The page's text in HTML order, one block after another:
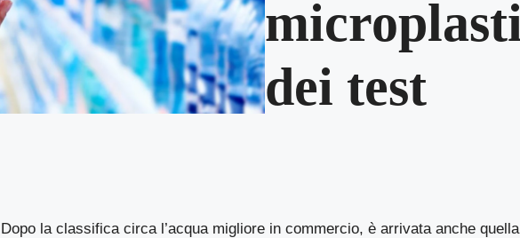
dei test
Dopo la classifica circa l’acqua migliore in commercio, è arrivata anche